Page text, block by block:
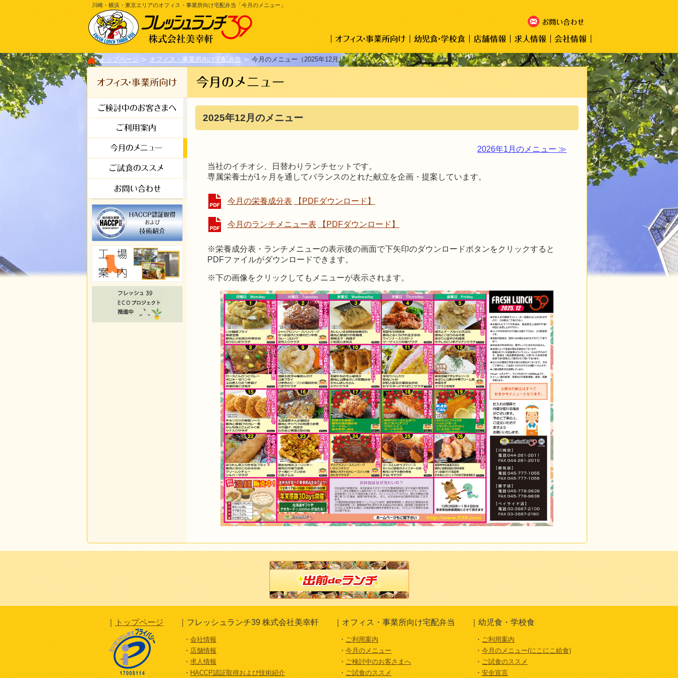
川崎・横浜・東京エリアのオフィス・事業所向け宅配弁当「今月のメニュー」
トップページ オフィス・事業所向け宅配弁当 今月のメニュー（2025年12月）
2025年12月のメニュー
2026年1月のメニュー ≫
当社のイチオシ、日替わりランチセットです。
専属栄養士が1ヶ月を通してバランスのとれた献立を企画・提案しています。
今月の栄養成分表 【PDFダウンロード】
今月のランチメニュー表 【PDFダウンロード】
※栄養成分表・ランチメニューの表示後の画面で下矢印のダウンロードボタンをクリックすると
PDFファイルがダウンロードできます。
※下の画像をクリックしてもメニューが表示されます。
トップページ フレッシュランチ39 株式会社美幸軒
会社情報
店舗情報
求人情報
HACCP認証取得および技術紹介
オフィス・事業所向け宅配弁当
ご利用案内
今月のメニュー
ご検討中のお客さまへ
ご試食のススメ
幼児食・学校食
ご利用案内
今月のメニュー(にこにこ給食)
ご試食のススメ
安全宣言